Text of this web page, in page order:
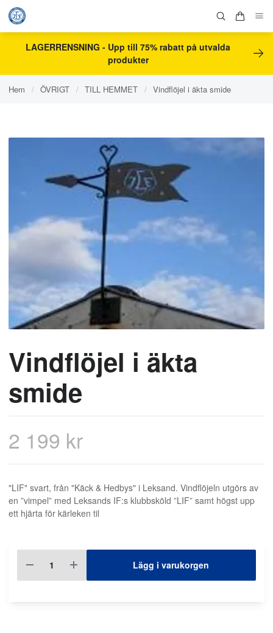
LAGERRENSNING - Upp till 75% rabatt på utvalda
produkter
Hem / ÖVRIGT / TILL HEMMET / Vindflöjel i äkta smide
Vindflöjel i äkta
smide
2 199 kr
"LIF" svart, från "Käck & Hedbys" i Leksand. Vindflöjeln utgörs av
en ”vimpel” med Leksands IF:s klubbsköld ”LIF” samt högst upp
ett hjärta för kärleken til
Lägg i varukorgen